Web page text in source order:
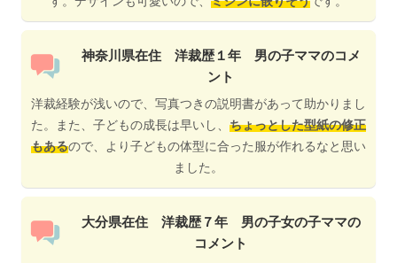
神奈川県在住 洋裁歴１年 男の子ママのコメ
ント
洋裁経験が浅いので、写真つきの説明書があって助かりまし
た。また、子どもの成長は早いし、 ちょっとした型紙の修正
もあるので、より子どもの体型に合った服が作れるなと思い
ました。
大分県在住 洋裁歴７年 男の子女の子ママの
コメント